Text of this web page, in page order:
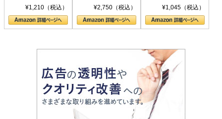
シリーズ)¥1,210（税込）
〈ヤヌス〉の二つ
の顔
¥2,750（税込）
ル新書)¥1,045（税込）